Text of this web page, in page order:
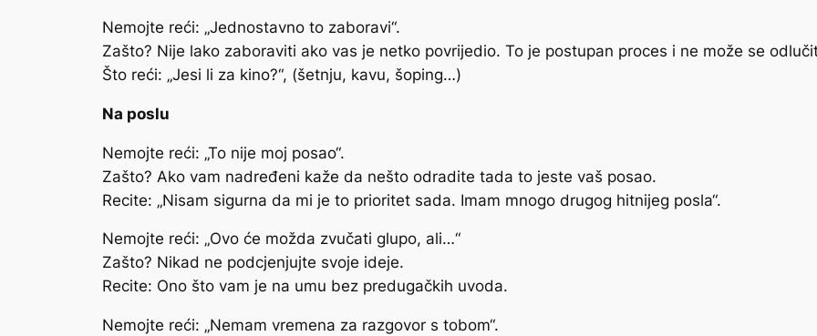
Nemojte reći: „Jednostavno to zaboravi“.
Zašto? Nije lako zaboraviti ako vas je netko povrijedio. To je postupan proces i ne može se
Što reći: „Jesi li za kino?“, (šetnju, kavu, šoping…)
Na poslu
Nemojte reći: „To nije moj posao“.
Zašto? Ako vam nadređeni kaže da nešto odradite tada to jeste vaš posao.
Recite: „Nisam sigurna da mi je to prioritet sada. Imam mnogo drugog hitnijeg posla“.
Nemojte reći: „Ovo će možda zvučati glupo, ali…“
Zašto? Nikad ne podcjenjujte svoje ideje.
Recite: Ono što vam je na umu bez predugačkih uvoda.
Nemojte reći: „Nemam vremena za razgovor s tobom“.